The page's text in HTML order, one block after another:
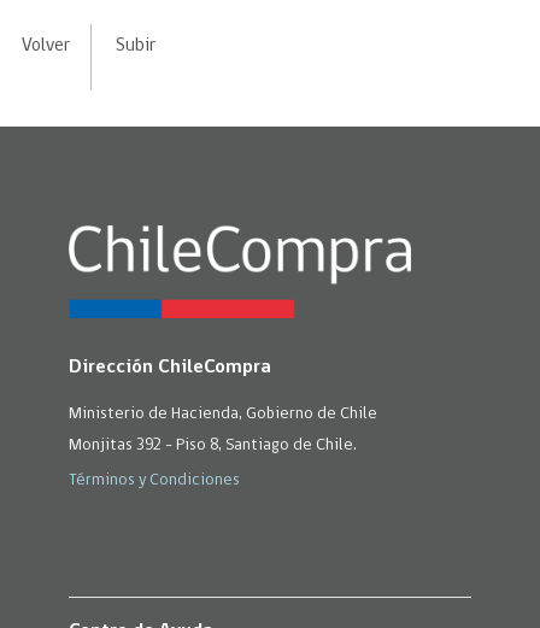
Volver Subir
Dirección ChileCompra
Ministerio de Hacienda, Gobierno de Chile
Monjitas 392 - Piso 8, Santiago de Chile.
Términos y Condiciones